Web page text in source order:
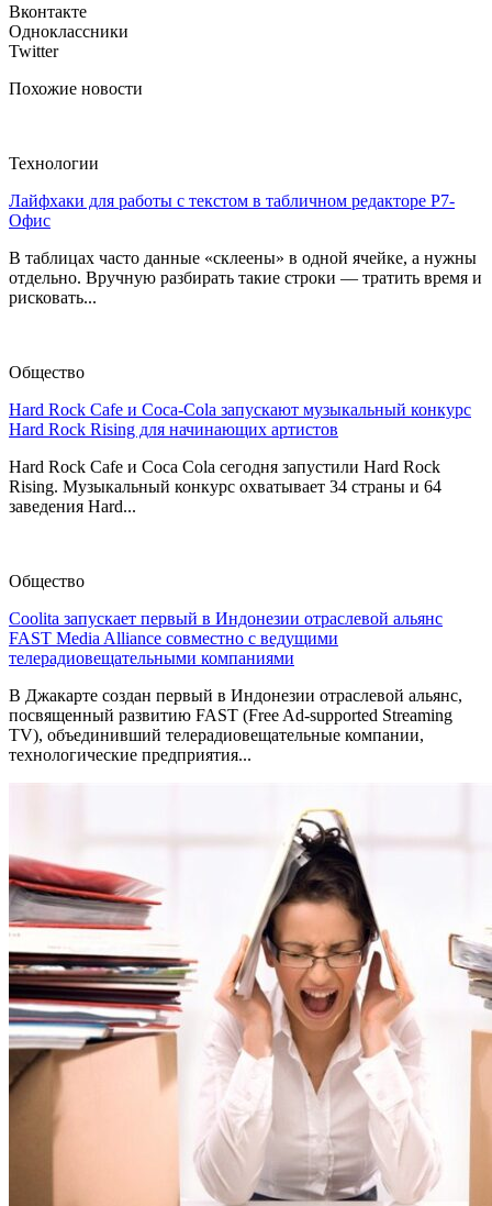
Вконтакте
Одноклассники
Twitter
Похожие новости
Технологии
Лайфхаки для работы с текстом в табличном редакторе Р7-
Офис
В таблицах часто данные «склеены» в одной ячейке, а нужны
отдельно. Вручную разбирать такие строки — тратить время и
рисковать...
Общество
Hard Rock Cafe и Coca-Cola запускают музыкальный конкурс
Hard Rock Rising для начинающих артистов
Hard Rock Cafe и Coca Cola сегодня запустили Hard Rock
Rising. Музыкальный конкурс охватывает 34 страны и 64
заведения Hard...
Общество
Coolita запускает первый в Индонезии отраслевой альянс
FAST Media Alliance совместно с ведущими
телерадиовещательными компаниями
В Джакарте создан первый в Индонезии отраслевой альянс,
посвященный развитию FAST (Free Ad-supported Streaming
TV), объединивший телерадиовещательные компании,
технологические предприятия...